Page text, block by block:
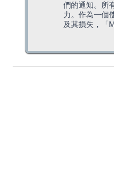
們的通知。所
力。作為一個
及其損失，「